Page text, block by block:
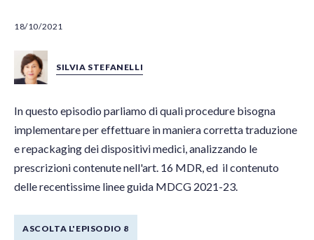
18/10/2021
SILVIA STEFANELLI
In questo episodio parliamo di quali procedure bisogna
implementare per effettuare in maniera corretta traduzione
e repackaging dei dispositivi medici, analizzando le
prescrizioni contenute nell'art. 16 MDR, ed il contenuto
delle recentissime linee guida MDCG 2021-23.
ASCOLTA L'EPISODIO 8